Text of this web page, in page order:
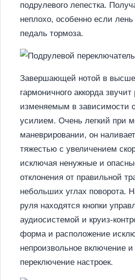
подрулевого лепестка.
неплохо, особенно если
педаль тормоза.
Завершающей нотой в
гармоничного аккорда звучит
изменяемым в зависимости
усилием. Очень легкий при
маневрировании, он
тяжестью с увеличением
исключая ненужные и
отклонения от правильной
небольших углах поворота.
руля находятся кнопки
аудиосистемой и круиз-
форма и расположение
непроизвольное включение и
переключение настроек.